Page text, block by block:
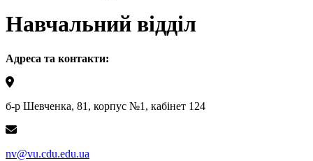
Навчальний відділ
Адреса та контакти:
б-р Шевченка, 81, корпус №1, кабінет 124
nv@vu.cdu.edu.ua